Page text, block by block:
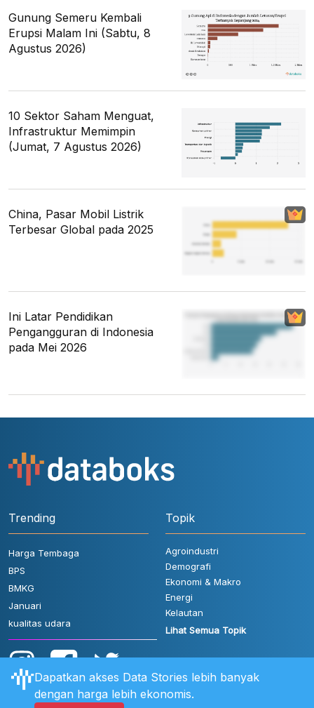
Gunung Semeru Kembali
Erupsi Malam Ini (Sabtu, 8
Agustus 2026)
10 Sektor Saham Menguat,
Infrastruktur Memimpin
(Jumat, 7 Agustus 2026)
China, Pasar Mobil Listrik
Terbesar Global pada 2025
Ini Latar Pendidikan
Pengangguran di Indonesia
pada Mei 2026
Trending
Harga Tembaga
BPS
BMKG
Januari
kualitas udara
Topik
Agroindustri
Demografi
Ekonomi & Makro
Energi
Kelautan
Lihat Semua Topik
Dapatkan akses Data Stories lebih banyak
dengan harga lebih ekonomis.